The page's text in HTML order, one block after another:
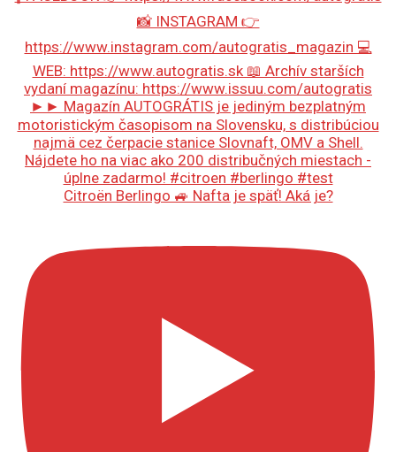
Citroën Berlingo 🚙 Nafta je späť! Aká je?